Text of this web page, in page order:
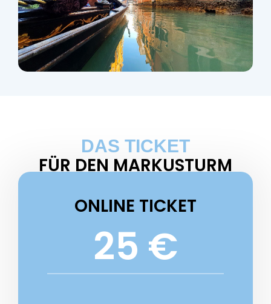
DAS TICKET
FÜR DEN MARKUSTURM
ONLINE TICKET
25 €